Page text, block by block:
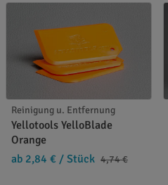
Reinigung u. Entfernung
Yellotools YelloBlade
Orange
ab 2,84 € / Stück 4,74 €